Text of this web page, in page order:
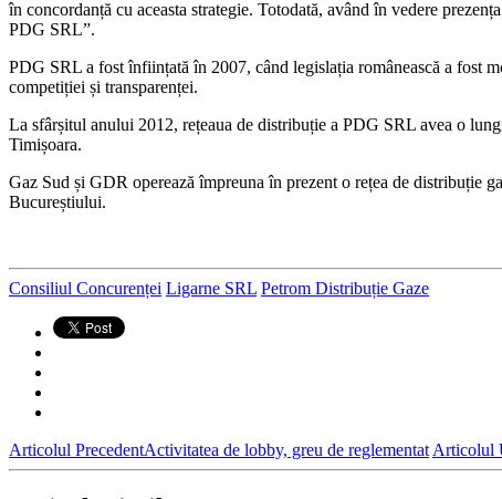
în concordanță cu aceasta strategie. Totodată, având în vedere
PDG SRL”.
PDG SRL a fost înființată în 2007, când legislația românească a fost
competiției și transparenței.
La sfârșitul anului 2012, rețeaua de distribuție a PDG SRL avea o
Timișoara.
Gaz Sud și GDR operează împreuna în prezent o rețea de distribuție
Bucureștiului.
Consiliul Concurenței Ligarne SRL Petrom Distribuție Gaze
Articolul PrecedentActivitatea de lobby, greu de reglementat Articolul